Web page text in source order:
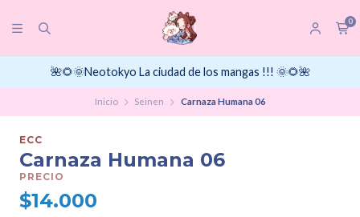
0
🌺🌻🌞Neotokyo La ciudad de los mangas !!! 🌞🌻🌺
Inicio Seinen Carnaza Humana 06
ECC
Carnaza Humana 06
PRECIO
$14.000